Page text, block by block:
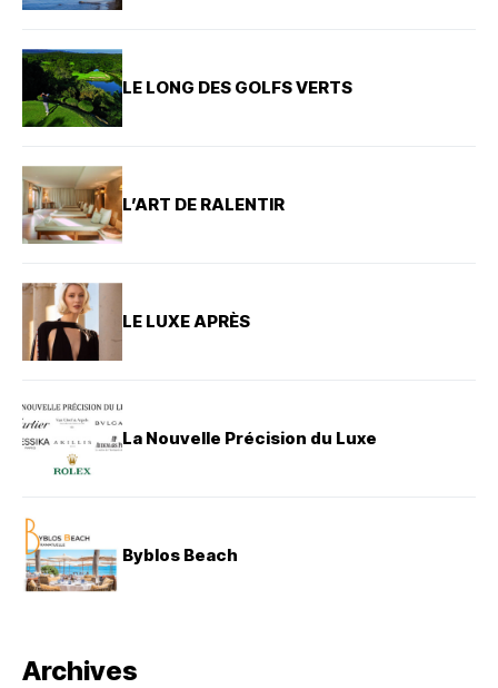
LE LONG DES GOLFS VERTS
L’ART DE RALENTIR
LE LUXE APRÈS
La Nouvelle Précision du Luxe
Byblos Beach
Archives